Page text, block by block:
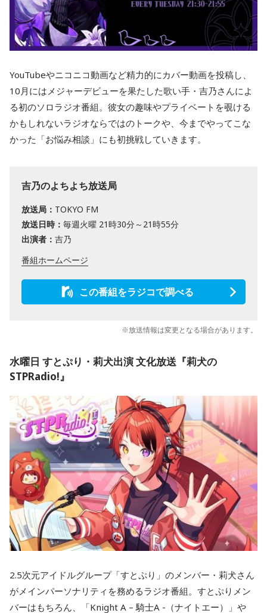
YouTubeやニコニコ動画など精力的にカバー動画を投稿し、
10月にはメジャーデビューを果たした歌い手・吉乃さんによ
る初のソロラジオ番組。彼女の趣味やプライベートを覗ける
かもしれないラジオならではのトークや、今までやってこな
かった「お悩み相談」にも初挑戦していきます。
吉乃のよちよち放送局
放送局： TOKYO FM
放送日時： 毎週火曜 21時30分～21時55分
出演者： 吉乃
番組ホームページ
この番組をラジコで調べる
※放送情報は変更となる場合があります。
水曜日 すとぷり・莉犬出演 文化放送『莉犬の
STPRadio!』
2.5次元アイドルグループ「すとぷり」のメンバー・莉犬さん
がメインパーソナリティを務めるラジオ番組。すとぷりメン
バーはもちろん、「Knight A – 騎士A -（ナイトエー）」や